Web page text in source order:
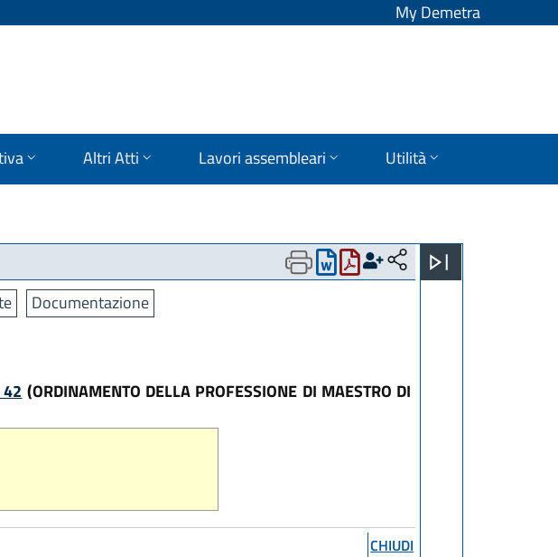
My Demetra
Altri Atti Lavori assembleari Utilità
Documentazione
42 (ORDINAMENTO DELLA PROFESSIONE DI MAESTRO DI
CHIUDI